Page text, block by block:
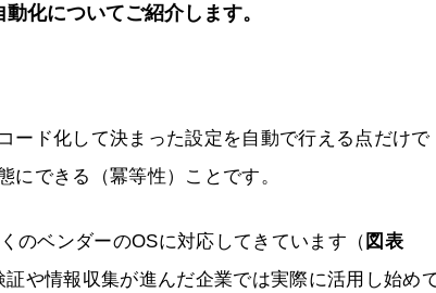
化についてご紹介します。
ード化して決まった設定を自動で行える点だけで
できる（冪等性）ことです。
のベンダーのOSに対応してきています（ 図表
や情報収集が進んだ企業では実際に活用し始め